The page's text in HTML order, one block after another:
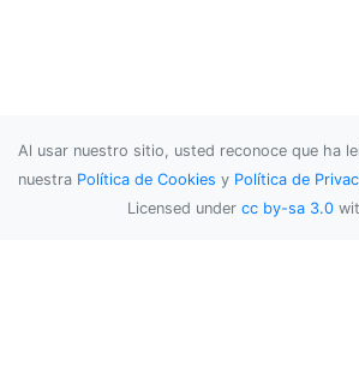
Al usar nuestro sitio, usted reconoce que ha
nuestra Política de Cookies y Política de
Licensed under cc by-sa 3.0